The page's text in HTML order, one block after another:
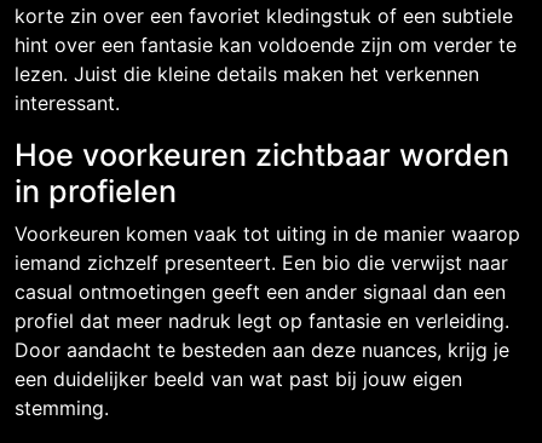
korte zin over een favoriet kledingstuk of een subtiele
hint over een fantasie kan voldoende zijn om verder te
lezen. Juist die kleine details maken het verkennen
interessant.
Hoe voorkeuren zichtbaar worden
in profielen
Voorkeuren komen vaak tot uiting in de manier waarop
iemand zichzelf presenteert. Een bio die verwijst naar
casual ontmoetingen geeft een ander signaal dan een
profiel dat meer nadruk legt op fantasie en verleiding.
Door aandacht te besteden aan deze nuances, krijg je
een duidelijker beeld van wat past bij jouw eigen
stemming.